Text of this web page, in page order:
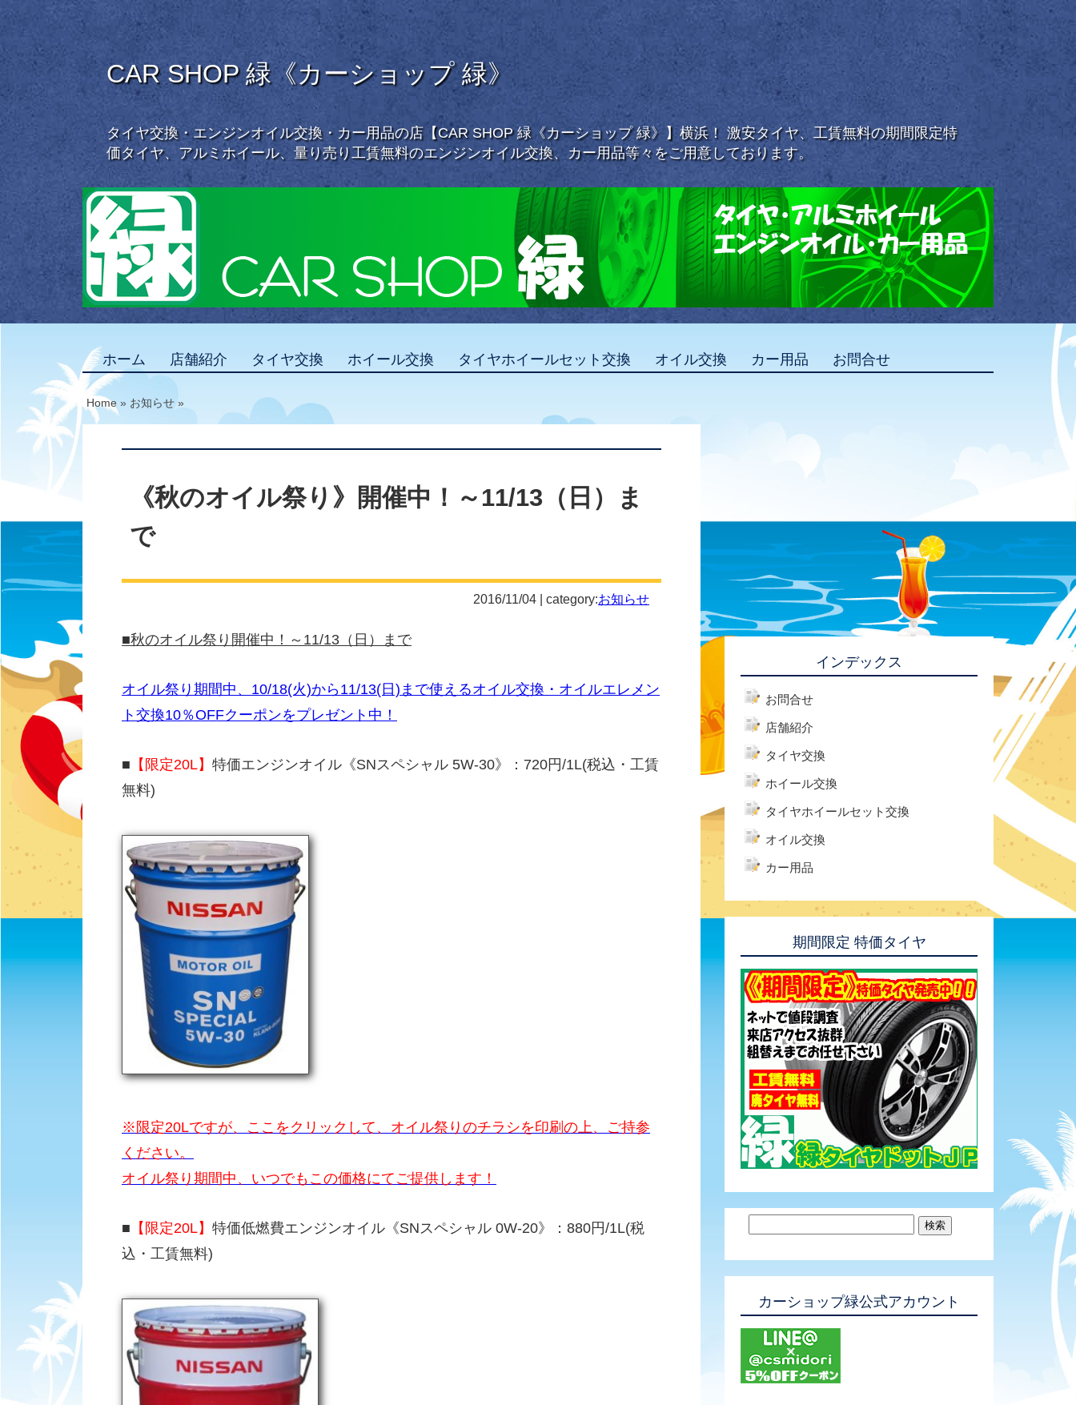
CAR SHOP 緑《カーショップ 緑》
タイヤ交換・エンジンオイル交換・カー用品の店【CAR SHOP 緑《カーショップ 緑》】横浜！ 激安タイヤ、工賃無料の期間限定特
価タイヤ、アルミホイール、量り売り工賃無料のエンジンオイル交換、カー用品等々をご用意しております。
ホーム 店舗紹介 タイヤ交換 ホイール交換 タイヤホイールセット交換 オイル交換 カー用品 お問合せ
Home » お知らせ »
《秋のオイル祭り》開催中！～11/13（日）ま
で
2016/11/04 | category:お知らせ
■秋のオイル祭り開催中！～11/13（日）まで
オイル祭り期間中、10/18(火)から11/13(日)まで使えるオイル交換・オイルエレメン
ト交換10％OFFクーポンをプレゼント中！
■ 【限定20L】 特価エンジンオイル《SNスペシャル 5W-30》：720円/1L(税込・工賃
無料)
※限定20Lですが、ここをクリックして、オイル祭りのチラシを印刷の上、ご持参
ください。
オイル祭り期間中、いつでもこの価格にてご提供します！
■ 【限定20L】 特価低燃費エンジンオイル《SNスペシャル 0W-20》：880円/1L(税
込・工賃無料)
インデックス
お問合せ
店舗紹介
タイヤ交換
ホイール交換
タイヤホイールセット交換
オイル交換
カー用品
期間限定 特価タイヤ
カーショップ緑公式アカウント